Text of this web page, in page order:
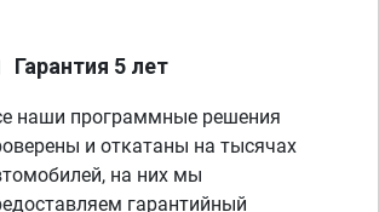
Гарантия 5 лет
наши программные решения
и откатаны на тысячах
на них мы
гарантийный